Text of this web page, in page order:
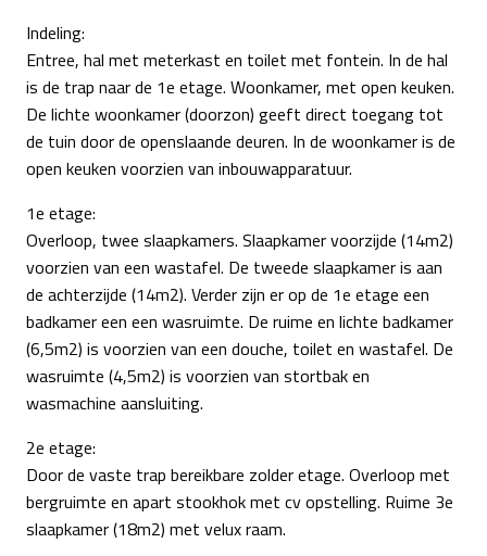
Indeling:
Entree, hal met meterkast en toilet met fontein. In de hal
is de trap naar de 1e etage. Woonkamer, met open keuken.
De lichte woonkamer (doorzon) geeft direct toegang tot
de tuin door de openslaande deuren. In de woonkamer is de
open keuken voorzien van inbouwapparatuur.
1e etage:
Overloop, twee slaapkamers. Slaapkamer voorzijde (14m2)
voorzien van een wastafel. De tweede slaapkamer is aan
de achterzijde (14m2). Verder zijn er op de 1e etage een
badkamer een een wasruimte. De ruime en lichte badkamer
(6,5m2) is voorzien van een douche, toilet en wastafel. De
wasruimte (4,5m2) is voorzien van stortbak en
wasmachine aansluiting.
2e etage:
Door de vaste trap bereikbare zolder etage. Overloop met
bergruimte en apart stookhok met cv opstelling. Ruime 3e
slaapkamer (18m2) met velux raam.